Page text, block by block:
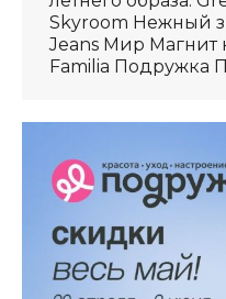
Skyroom Нежный
Jeans Мир Магнит
Familia Подружка